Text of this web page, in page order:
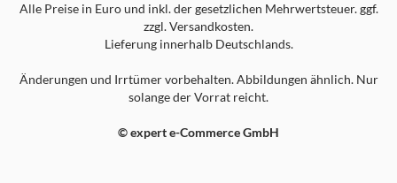
Alle Preise in Euro und inkl. der gesetzlichen Mehrwertsteuer. ggf.
zzgl. Versandkosten.
Lieferung innerhalb Deutschlands.
Änderungen und Irrtümer vorbehalten. Abbildungen ähnlich. Nur
solange der Vorrat reicht.
© expert e-Commerce GmbH